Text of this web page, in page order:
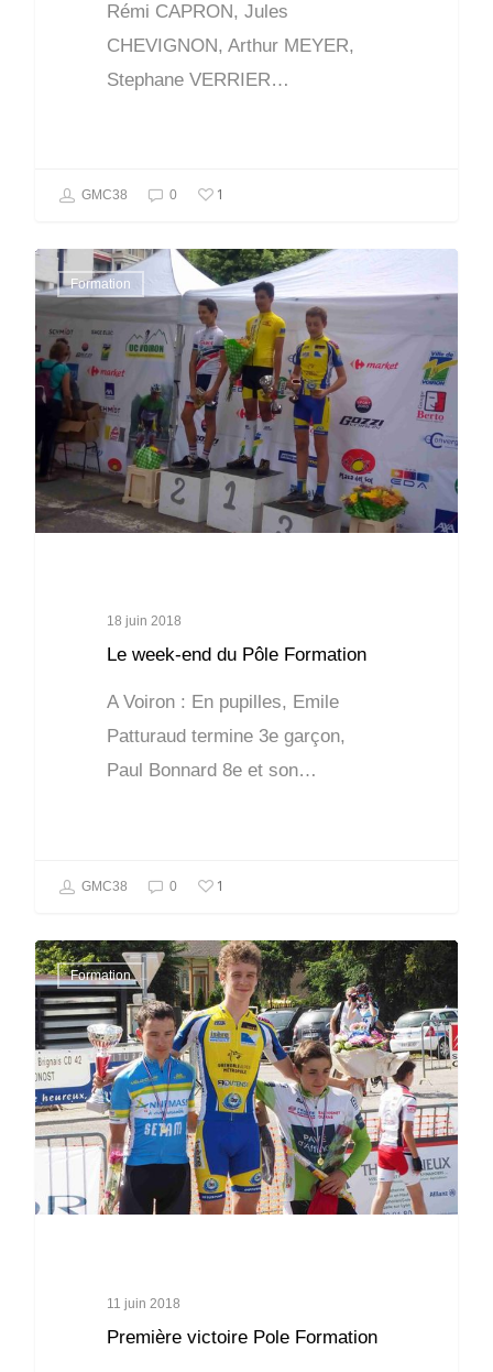
Rémi CAPRON, Jules
CHEVIGNON, Arthur MEYER,
Stephane VERRIER…
GMC38 0 1
Formation
18 juin 2018
Le week-end du Pôle Formation
A Voiron : En pupilles, Emile
Patturaud termine 3e garçon,
Paul Bonnard 8e et son…
GMC38 0 1
Formation
11 juin 2018
Première victoire Pole Formation